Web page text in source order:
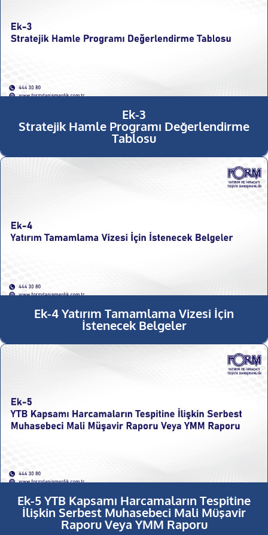
Ek-3
Stratejik Hamle Programı Değerlendirme
Tablosu
Ek-4 Yatırım Tamamlama Vizesi İçin
İstenecek Belgeler
Ek-5 YTB Kapsamı Harcamaların Tespitine
İlişkin Serbest Muhasebeci Mali Müşavir
Raporu Veya YMM Raporu